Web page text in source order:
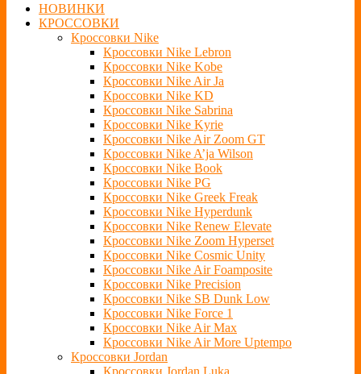
НОВИНКИ
КРОССОВКИ
Кроссовки Nike
Кроссовки Nike Lebron
Кроссовки Nike Kobe
Кроссовки Nike Air Ja
Кроссовки Nike KD
Кроссовки Nike Sabrina
Кроссовки Nike Kyrie
Кроссовки Nike Air Zoom GT
Кроссовки Nike A’ja Wilson
Кроссовки Nike Book
Кроссовки Nike PG
Кроссовки Nike Greek Freak
Кроссовки Nike Hyperdunk
Кроссовки Nike Renew Elevate
Кроссовки Nike Zoom Hyperset
Кроссовки Nike Cosmic Unity
Кроссовки Nike Air Foamposite
Кроссовки Nike Precision
Кроссовки Nike SB Dunk Low
Кроссовки Nike Force 1
Кроссовки Nike Air Max
Кроссовки Nike Air More Uptempo
Кроссовки Jordan
Кроссовки Jordan Luka